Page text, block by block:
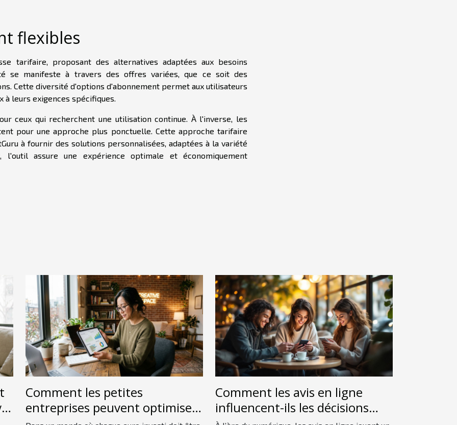
flexibles
tarifaire, proposant des alternatives adaptées aux besoins
se manifeste à travers des offres variées, que ce soit des
Cette diversité d'options d'abonnement permet aux utilisateurs
leurs exigences spécifiques.
ceux qui recherchent une utilisation continue. À l'inverse, les
pour une approche plus ponctuelle. Cette approche tarifaire
à fournir des solutions personnalisées, adaptées à la variété
assure une expérience optimale et économiquement
Comment les petites
entreprises peuvent optimiser
Comment les avis en ligne
influencent-ils les décisions